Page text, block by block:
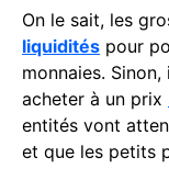
On le sait, les
liquidités pour
monnaies.
acheter à un prix
entités vont
et que les petits